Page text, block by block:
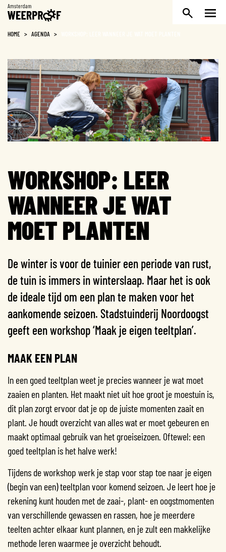
Weerproof
HOME > AGENDA >
WORKSHOP: LEER
WANNEER JE WAT
MOET PLANTEN
De winter is voor de tuinier een periode van rust,
de tuin is immers in winterslaap. Maar het is ook
de ideale tijd om een plan te maken voor het
aankomende seizoen. Stadstuinderij Noordoogst
geeft een workshop ‘Maak je eigen teeltplan’.
MAAK EEN PLAN​
In een goed teeltplan weet je precies wanneer je wat moet
zaaien en planten. Het maakt niet uit hoe groot je moestuin is,
dit plan zorgt ervoor dat je op de juiste momenten zaait en
plant. Je houdt overzicht van alles wat er moet gebeuren en
maakt optimaal gebruik van het groeiseizoen. Oftewel: een
goed teeltplan is het halve werk!
Tijdens de workshop werk je stap voor stap toe naar je eigen
(begin van een) teeltplan voor komend seizoen. Je leert hoe je
rekening kunt houden met de zaai-, plant- en oogstmomenten
van verschillende gewassen en rassen, hoe je meerdere
teelten achter elkaar kunt plannen, en je zult een makkelijke
methode leren waarmee je overzicht behoudt.